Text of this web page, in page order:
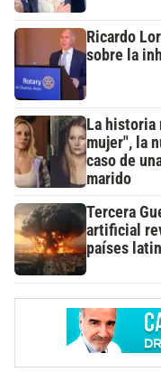
Ricardo
sobre la
La historia
mujer", la
caso de
marido
Tercera
artificial
países